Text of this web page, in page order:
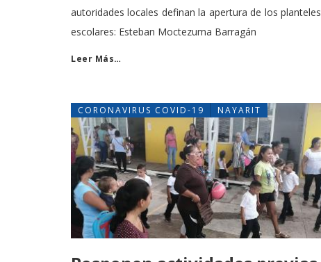
autoridades locales definan la apertura de los planteles
escolares: Esteban Moctezuma Barragán
Leer Más…
CORONAVIRUS COVID-19 NAYARIT